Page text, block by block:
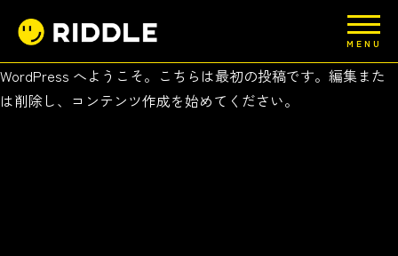
MENU
WordPress へようこそ。こちらは最初の投稿です。編集また
は削除し、コンテンツ作成を始めてください。